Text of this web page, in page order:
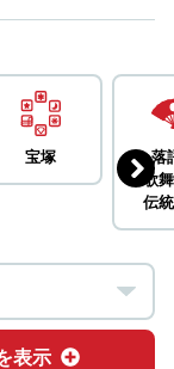
宝塚
落
歌
伝
表示